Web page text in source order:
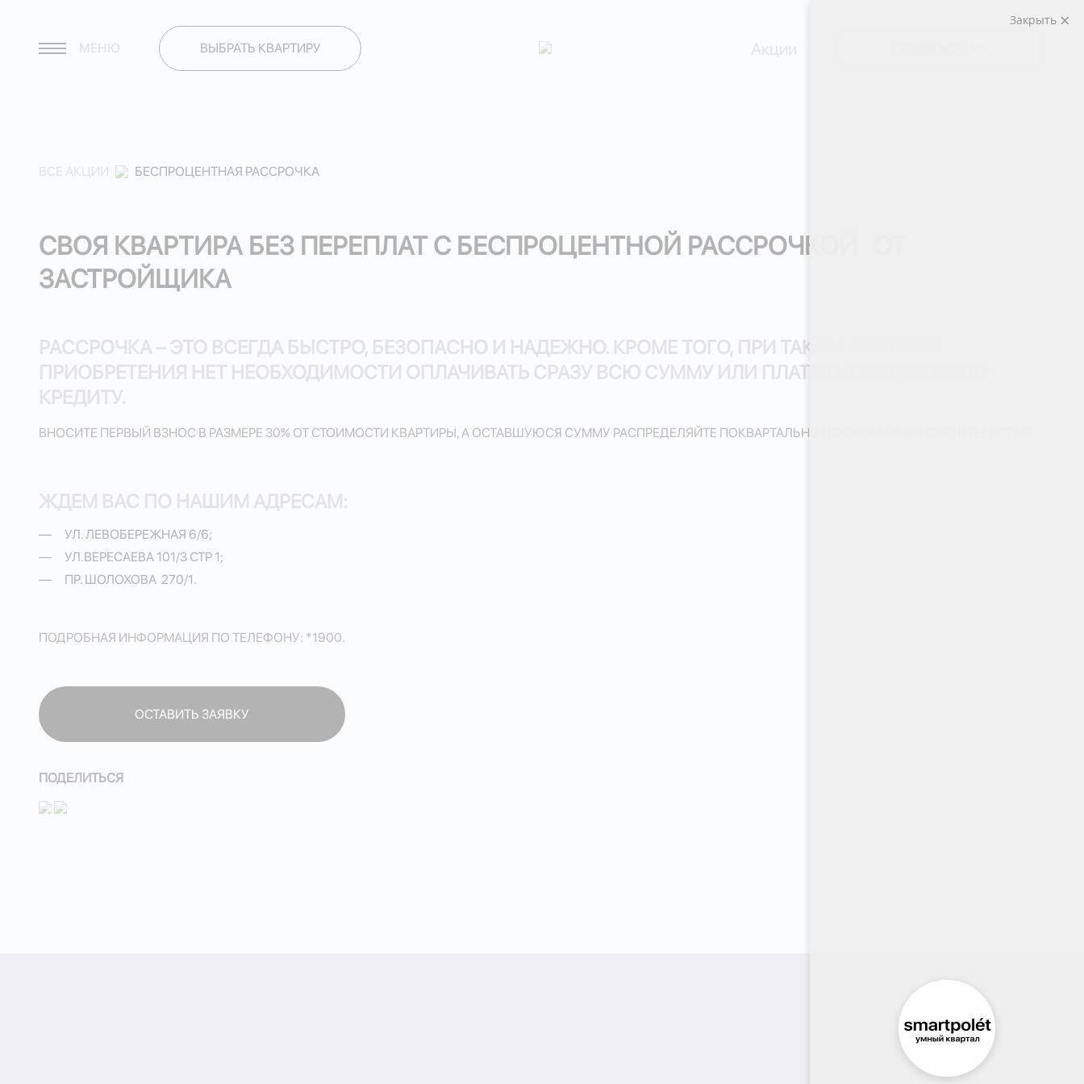
МЕНЮ ВЫБРАТЬ КВАРТИРУ Акции
ВСЕ АКЦИИ БЕСПРОЦЕНТНАЯ РАССРОЧКА
СВОЯ КВАРТИРА БЕЗ ПЕРЕПЛАТ С БЕСПРОЦЕНТНОЙ РАССРОЧКОЙ ОТ
ЗАСТРОЙЩИКА
РАССРОЧКА – ЭТО ВСЕГДА БЫСТРО, БЕЗОПАСНО И НАДЕЖНО. КРОМЕ ТОГО, ПРИ ТАКОМ СПОСОБЕ
ПРИОБРЕТЕНИЯ НЕТ НЕОБХОДИМОСТИ ОПЛАЧИВАТЬ СРАЗУ ВСЮ СУММУ ИЛИ ПЛАТИТЬ ПРОЦЕНТЫ ПО
КРЕДИТУ.
ВНОСИТЕ ПЕРВЫЙ ВЗНОС В РАЗМЕРЕ 30% ОТ СТОИМОСТИ КВАРТИРЫ, А ОСТАВШУЮСЯ СУММУ РАСПРЕДЕЛЯЙТЕ ПОКВАРТАЛЬНО ДО ОКОНЧАНИЯ СТРОИТЕЛЬСТВА.
ЖДЕМ ВАС ПО НАШИМ АДРЕСАМ:
УЛ. ЛЕВОБЕРЕЖНАЯ 6/6;
УЛ.ВЕРЕСАЕВА 101/3 СТР 1;
ПР. ШОЛОХОВА 270/1.
ПОДРОБНАЯ ИНФОРМАЦИЯ ПО ТЕЛЕФОНУ: *1900.
ОСТАВИТЬ ЗАЯВКУ
ПОДЕЛИТЬСЯ
Закрыть